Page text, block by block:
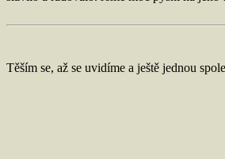
Těším se, až se uvidíme a ještě jednou